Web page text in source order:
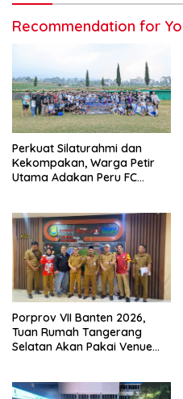
Recommendation for
Perkuat Silaturahmi dan
Kekompakan, Warga Petir
Utama Adakan Peru FC
Porprov VII Banten 2026,
Tuan Rumah Tangerang
Selatan Akan Pakai Venue